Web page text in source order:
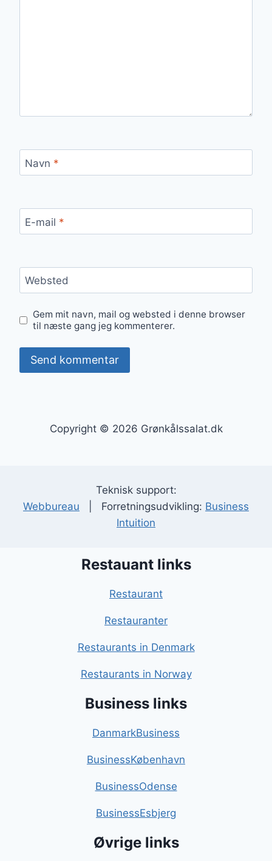
Navn *
E-mail *
Websted
Gem mit navn, mail og websted i denne browser
til næste gang jeg kommenterer.
Copyright © 2026 Grønkålssalat.dk
Teknisk support:
Webbureau | Forretningsudvikling: Business
Intuition
Restauant links
Restaurant
Restauranter
Restaurants in Denmark
Restaurants in Norway
Business links
DanmarkBusiness
BusinessKøbenhavn
BusinessOdense
BusinessEsbjerg
Øvrige links